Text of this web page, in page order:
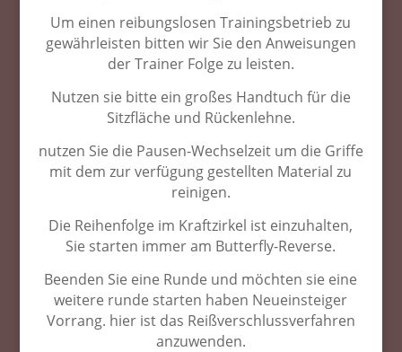
Um einen reibungslosen Trainingsbetrieb zu
gewährleisten bitten wir Sie den Anweisungen
der Trainer Folge zu leisten.
Nutzen sie bitte ein großes Handtuch für die
Sitzfläche und Rückenlehne.
nutzen Sie die Pausen-Wechselzeit um die Griffe
mit dem zur verfügung gestellten Material zu
reinigen.
Die Reihenfolge im Kraftzirkel ist einzuhalten,
Sie starten immer am Butterfly-Reverse.
Beenden Sie eine Runde und möchten sie eine
weitere runde starten haben Neueinsteiger
Vorrang. hier ist das Reißverschlussverfahren
anzuwenden.